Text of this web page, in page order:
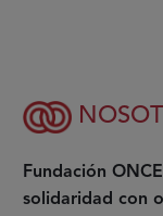
Fundación
solidaridad con